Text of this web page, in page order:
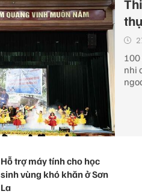
nhi
Hỗ trợ máy tính cho học
sinh vùng khó khăn ở Sơn
La